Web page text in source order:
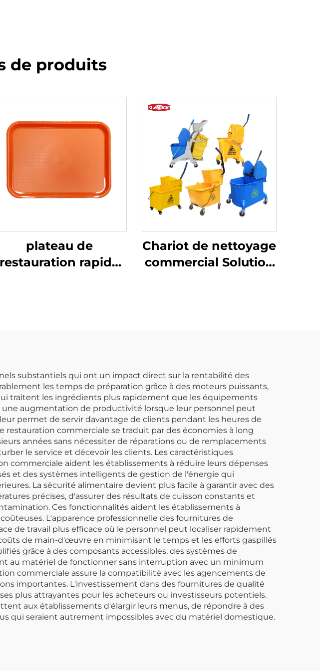
de produits
plateau de
restauration rapide
Chariot de nettoyage
commercial Solution
substantiels qui ont un impact direct sur la rentabilité des
les temps de préparation grâce à des moteurs puissants,
traitent les ingrédients plus rapidement que les équipements
augmentation de productivité lorsque leur personnel peut
permet de servir davantage de clients pendant les heures de
commerciale se traduit par des économies à long
années sans nécessiter de réparations ou de remplacements
le service et décevoir les clients. Les caractéristiques
aident les établissements à réduire leurs dépenses
et des systèmes intelligents de gestion de l'énergie qui
La sécurité alimentaire devient plus facile à garantir avec des
précises, d'assurer des résultats de cuisson constants et
Ces fonctionnalités aident les établissements à
L'apparence professionnelle des fournitures de
de travail plus efficace où le personnel peut localiser rapidement
de main-d'œuvre en minimisant le temps et les efforts gaspillés
grâce à des composants accessibles, des systèmes de
au matériel de fonctionner sans interruption avec un minimum
commerciale assure la compatibilité avec les agencements de
importantes. L'investissement dans des fournitures de qualité
plus attrayantes pour les acheteurs ou investisseurs potentiels.
aux établissements d'élargir leurs menus, de répondre à des
qui seraient autrement impossibles avec du matériel domestique.